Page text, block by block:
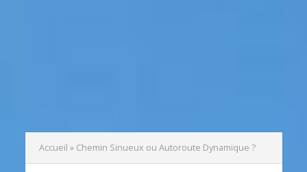
Accueil » Chemin Sinueux ou Autoroute Dynamique ?